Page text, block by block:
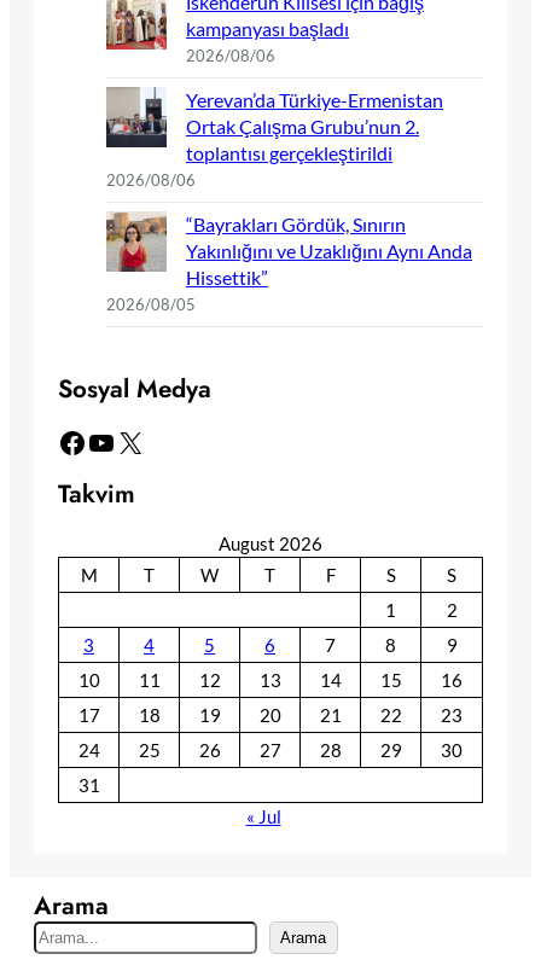
kampanyası başladı
2026/08/06
Yerevan’da Türkiye-Ermenistan
Ortak Çalışma Grubu’nun 2.
toplantısı gerçekleştirildi
2026/08/06
“Bayrakları Gördük, Sınırın
Yakınlığını ve Uzaklığını Aynı Anda
Hissettik”
2026/08/05
Sosyal Medya
Facebook YouTube X
Takvim
August 2026
M
T W T F S
S
1
2
3
4 5 6 7 8
9
10
11 12 13 14 15
16
17
18 19 20 21 22
23
24
25 26 27 28 29
30
31
« Jul
Arama
S
e
Arama